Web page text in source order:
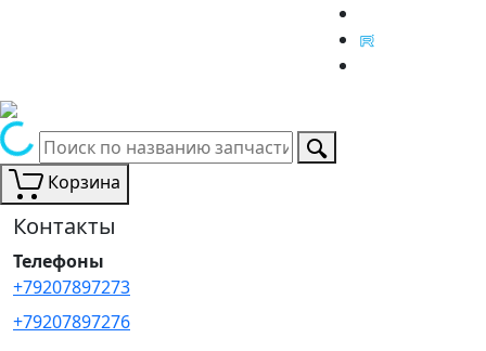
Корзина
Контакты
Телефоны
+79207897273
+79207897276